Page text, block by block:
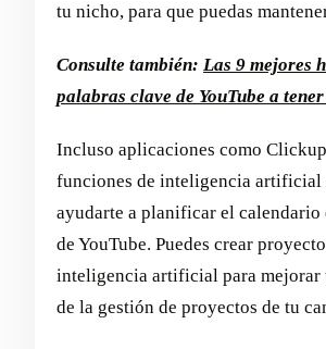
tu nicho, para que puedas
Consulte también: Las 9 mejores
palabras clave de YouTube a
Incluso aplicaciones como
funciones de inteligencia artificial
ayudarte a planificar el
de YouTube. Puedes crear
inteligencia artificial para mejorar
de la gestión de proyectos de tu